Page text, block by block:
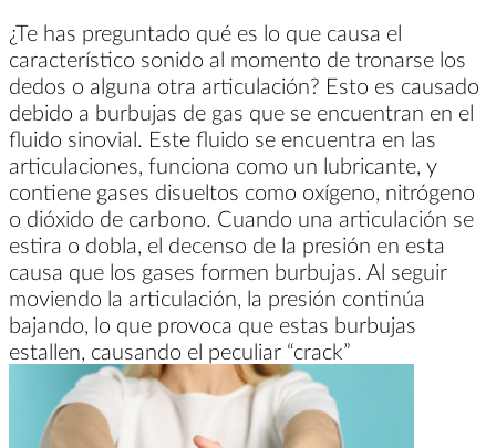
¿Te has preguntado qué es lo que causa el
característico sonido al momento de tronarse los
dedos o alguna otra articulación? Esto es causado
debido a burbujas de gas que se encuentran en el
fluido sinovial. Este fluido se encuentra en las
articulaciones, funciona como un lubricante, y
contiene gases disueltos como oxígeno, nitrógeno
o dióxido de carbono. Cuando una articulación se
estira o dobla, el decenso de la presión en esta
causa que los gases formen burbujas. Al seguir
moviendo la articulación, la presión continúa
bajando, lo que provoca que estas burbujas
estallen, causando el peculiar “crack”